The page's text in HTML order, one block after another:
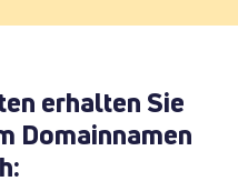
erhalten Sie
Domainnamen